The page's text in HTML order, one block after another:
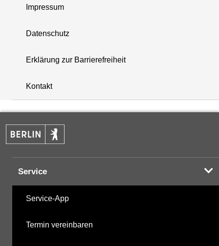
+
−
Impressum
Datenschutz
Erklärung zur Barrierefreiheit
Kontakt
Service
Service-App
Termin vereinbaren